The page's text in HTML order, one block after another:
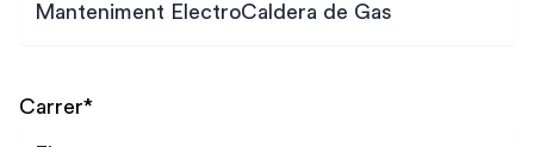
Carrer*